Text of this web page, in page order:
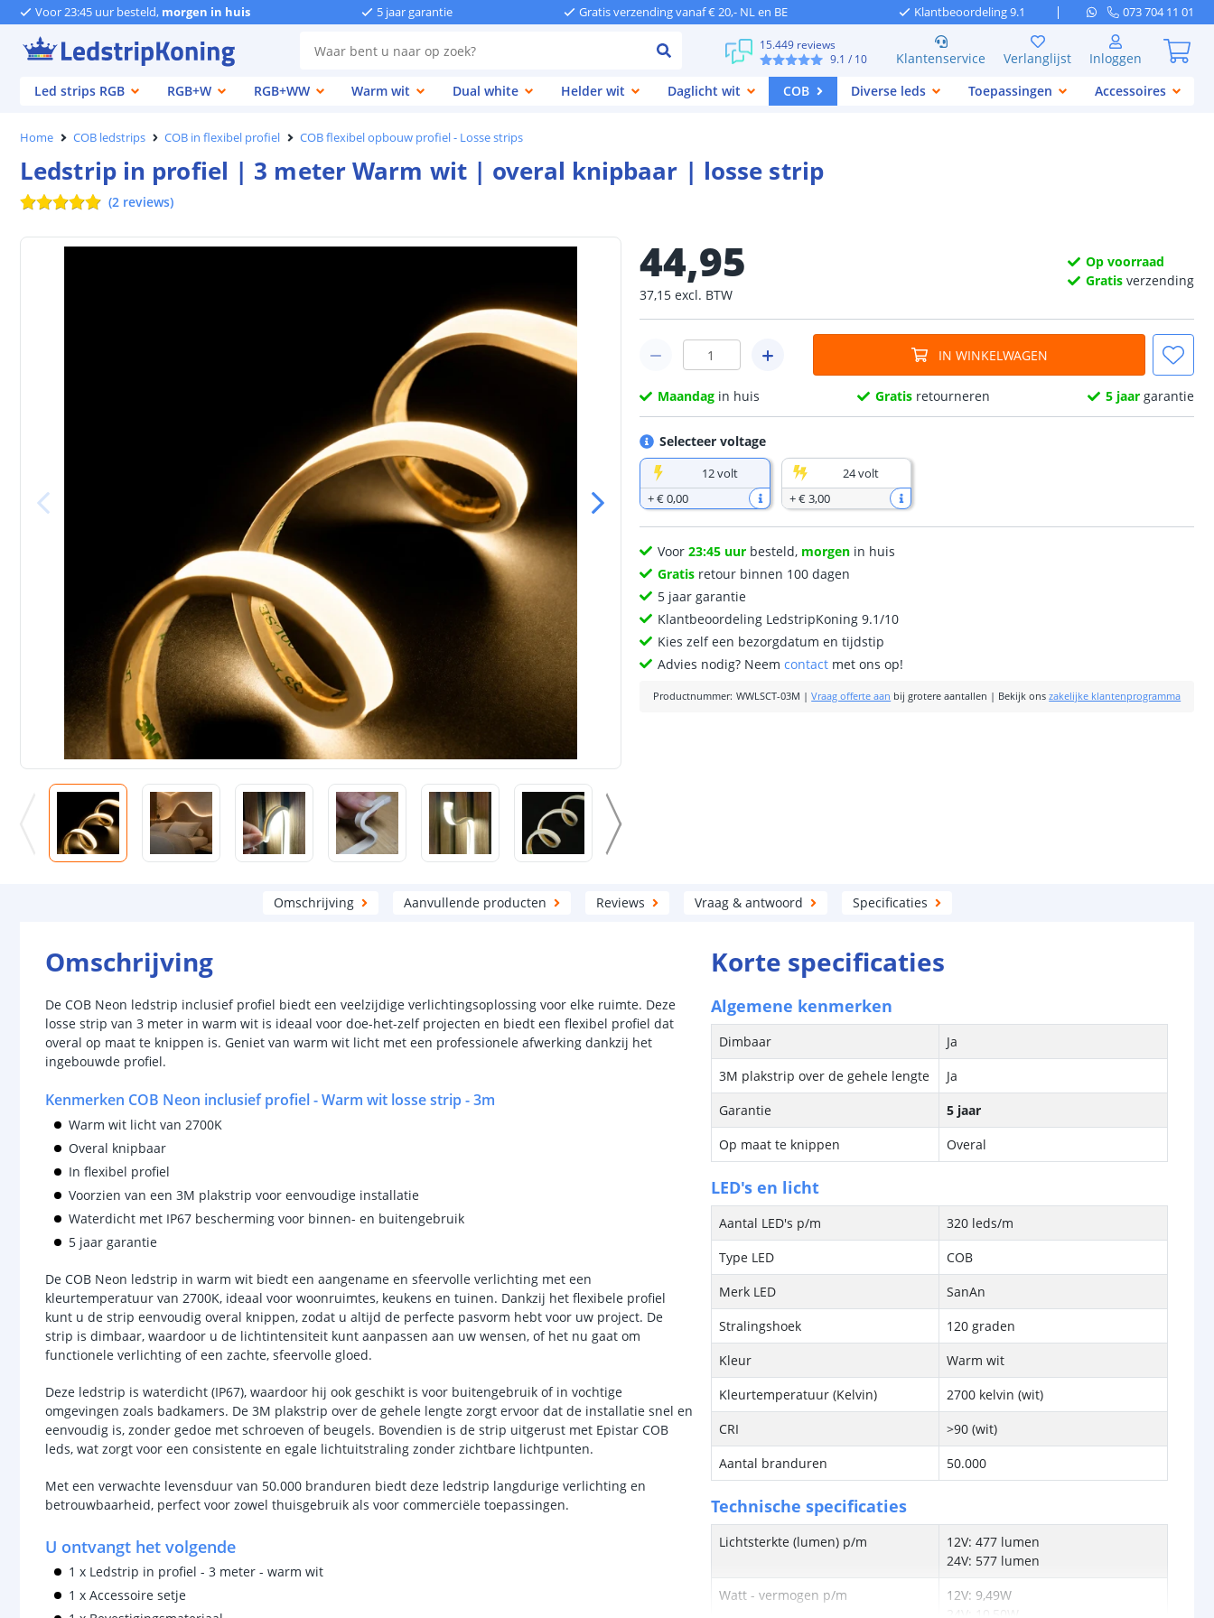
Voor 23:45 uur besteld, morgen in huis 5 jaar garantie Gratis verzending vanaf € 20,- NL en BE Klantbeoordeling 9.1 073 704 11 01
15.449 reviews
9.1 / 10 Klantenservice Verlanglijst
Inloggen
Led strips RGB
RGB+W RGB+WW Warm wit Dual white Helder wit Daglicht wit COB Diverse leds Toepassingen Accessoires
Home COB ledstrips COB in flexibel profiel COB flexibel opbouw profiel - Losse strips
Ledstrip in profiel | 3 meter Warm wit | overal knipbaar | losse strip
(2 reviews)
44,95
37,15 excl. BTW
Op voorraad
Gratis verzending
IN WINKELWAGEN
Maandag in huis Gratis retourneren 5 jaargarantie
Selecteer voltage
12 volt
+€ 0,00
24 volt
+€ 3,00
Voor23:45 uur besteld, morgen in huis
Gratis retour binnen 100 dagen
5 jaar garantie
Klantbeoordeling LedstripKoning 9.1/10
Kies zelf een bezorgdatum en tijdstip
Advies nodig? Neemcontact met ons op!
Productnummer: WWLSCT-03M |Vraag offerte aan bij grotere aantallen | Bekijk ons zakelijke klantenprogramma
Omschrijving Aanvullende producten Reviews Vraag & antwoord Specificaties
Omschrijving
De COB Neon ledstrip inclusief profiel biedt een veelzijdige verlichtingsoplossing voor elke ruimte. Deze
losse strip van 3 meter in warm wit is ideaal voor doe-het-zelf projecten en biedt een flexibel profiel dat
overal op maat te knippen is. Geniet van warm wit licht met een professionele afwerking dankzij het
ingebouwde profiel.
Kenmerken COB Neon inclusief profiel - Warm wit losse strip - 3m
Warm wit licht van 2700K
Overal knipbaar
In flexibel profiel
Voorzien van een 3M plakstrip voor eenvoudige installatie
Waterdicht met IP67 bescherming voor binnen- en buitengebruik
5 jaar garantie
De COB Neon ledstrip in warm wit biedt een aangename en sfeervolle verlichting met een
kleurtemperatuur van 2700K, ideaal voor woonruimtes, keukens en tuinen. Dankzij het flexibele profiel
kunt u de strip eenvoudig overal knippen, zodat u altijd de perfecte pasvorm hebt voor uw project. De
strip is dimbaar, waardoor u de lichtintensiteit kunt aanpassen aan uw wensen, of het nu gaat om
functionele verlichting of een zachte, sfeervolle gloed.
Deze ledstrip is waterdicht (IP67), waardoor hij ook geschikt is voor buitengebruik of in vochtige
omgevingen zoals badkamers. De 3M plakstrip over de gehele lengte zorgt ervoor dat de installatie snel en
eenvoudig is, zonder gedoe met schroeven of beugels. Bovendien is de strip uitgerust met Epistar COB
leds, wat zorgt voor een consistente en egale lichtuitstraling zonder zichtbare lichtpunten.
Met een verwachte levensduur van 50.000 branduren biedt deze ledstrip langdurige verlichting en
betrouwbaarheid, perfect voor zowel thuisgebruik als voor commerciële toepassingen.
U ontvangt het volgende
1 x Ledstrip in profiel - 3 meter - warm wit
1 x Accessoire setje
Korte specificaties
Algemene kenmerken
Dimbaar
Ja
3M plakstrip over de gehele lengte
Ja
Garantie
5 jaar
Op maat te knippen
Overal
LED's en licht
Aantal LED's p/m
320 leds/m
Type LED
COB
Merk LED
SanAn
Stralingshoek
120 graden
Kleur
Warm wit
Kleurtemperatuur (Kelvin)
2700 kelvin (wit)
CRI
>90 (wit)
Aantal branduren
50.000
Technische specificaties
Lichtsterkte (lumen) p/m
12V: 477 lumen
24V: 577 lumen
Watt - vermogen p/m
12V: 9,49W
24V: 10,50W